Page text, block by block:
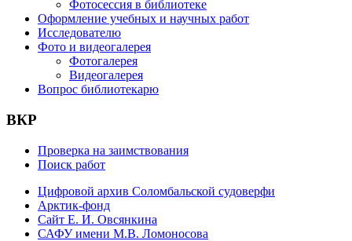
Фотосессия в библиотеке
Оформление учебных и научных работ
Исследователю
Фото и видеогалерея
Фотогалерея
Видеогалерея
Вопрос библиотекарю
ВКР
Проверка на заимствования
Поиск работ
Цифровой архив Соломбальской судоверфи
Арктик-фонд
Сайт Е. И. Овсянкина
САФУ имени М.В. Ломоносова